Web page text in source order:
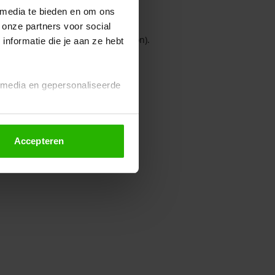
te bieden en om ons
partners voor social
die je aan ze hebt
en gepersonaliseerde
altijd wijzigen of
Accepteren
console for more information).